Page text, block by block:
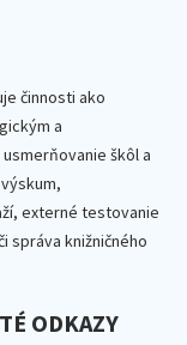
činnosti ako
a
škôl a
externé testovanie
správa knižničného
ODKAZY